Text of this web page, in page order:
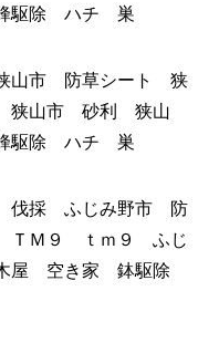
駆除 ハチ 巣
市 防草シート 狭
狭山市 砂利 狭山
駆除 ハチ 巣
伐採 ふじみ野市 防
ＴＭ９ ｔｍ９ ふじ
屋 空き家 鉢駆除